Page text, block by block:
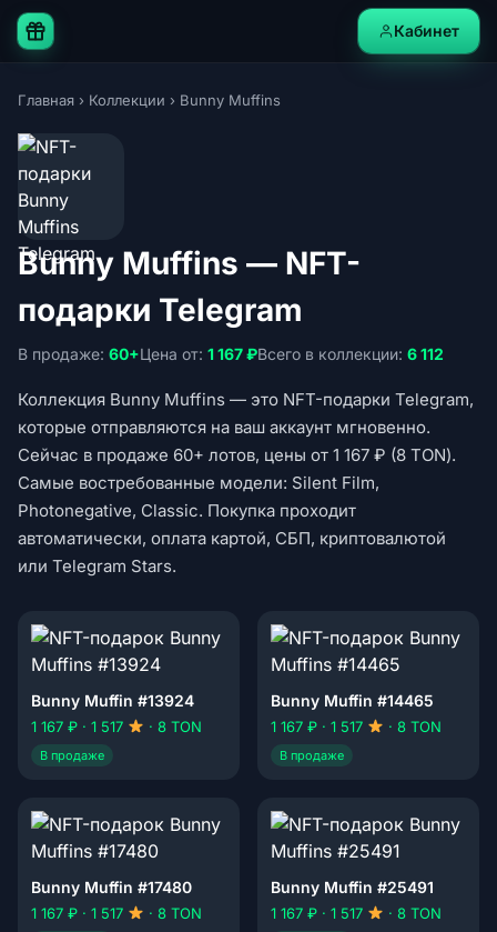
Кабинет
Главная › Коллекции › Bunny Muffins
Bunny Muffins — NFT-
подарки Telegram
В продаже: 60+Цена от: 1 167 ₽Всего в коллекции: 6 112
Коллекция Bunny Muffins — это NFT-подарки Telegram,
которые отправляются на ваш аккаунт мгновенно.
Сейчас в продаже 60+ лотов, цены от 1 167 ₽ (8 TON).
Самые востребованные модели: Silent Film,
Photonegative, Classic. Покупка проходит
автоматически, оплата картой, СБП, криптовалютой
или Telegram Stars.
Bunny Muffin #13924
1 167 ₽ · 1 517 · 8 TON
В продаже
Bunny Muffin #14465
1 167 ₽ · 1 517 · 8 TON
В продаже
Bunny Muffin #17480
1 167 ₽ · 1 517 · 8 TON
Bunny Muffin #25491
1 167 ₽ · 1 517 · 8 TON